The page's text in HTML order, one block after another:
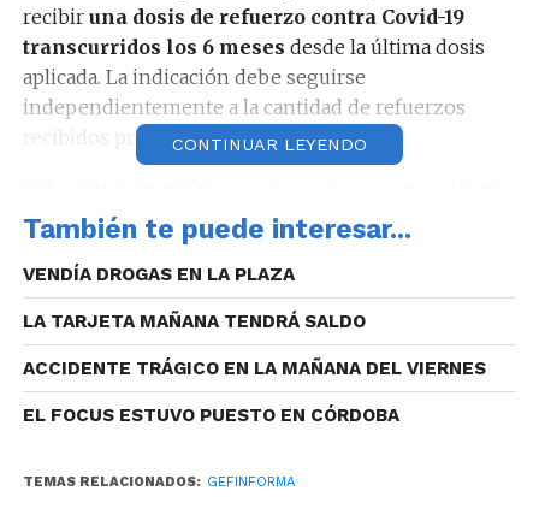
recibir una dosis de refuerzo contra Covid-19
transcurridos los 6 meses desde la última dosis
aplicada. La indicación debe seguirse
independientemente a la cantidad de refuerzos
recibidos previamente.
razón necesita colocarse el refuerzo antes de los 6
meses, puede hacerlo, pero en todos los casos es
necesario que transcurran al menos 4 meses desde
la última aplicación.
En tanto, a laspersonas con riesgo mediode
presentar enfermedad grave, se les aconseja un
nuevo refuerzoa los seis meses de la última
anual. Integran este grupo: menores de 50 años con
CONTINUAR LEYENDO
También te puede interesar...
VENDÍA DROGAS EN LA PLAZA
LA TARJETA MAÑANA TENDRÁ SALDO
ACCIDENTE TRÁGICO EN LA MAÑANA DEL VIERNES
EL FOCUS ESTUVO PUESTO EN CÓRDOBA
TEMAS RELACIONADOS: GEFINFORMA